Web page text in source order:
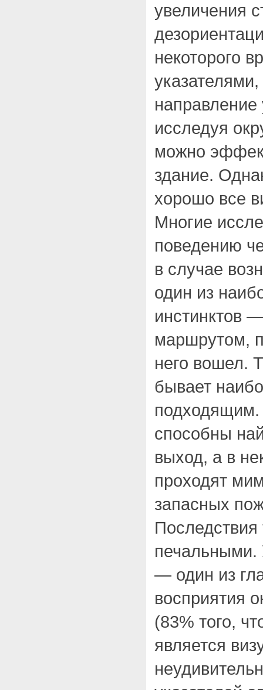
увеличения
некоторого
исследуя
можно
здание.
хорошо все
Многие
поведению
в случае
один из
инстинктов
маршрутом,
него вошел.
бывает
способны
выход, а в
проходят
запасных
печальными.
— один из
восприятия
(83% того,
является